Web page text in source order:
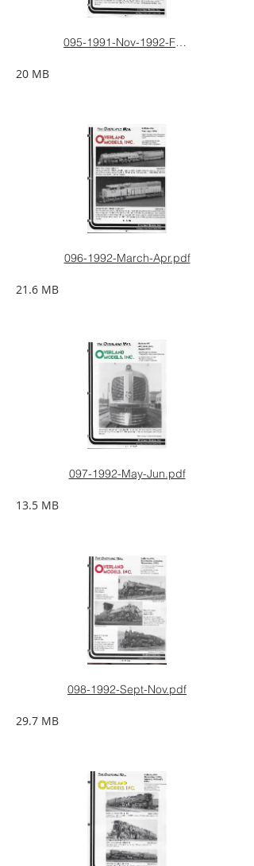
095-1991-Nov-1992-Feb.pdf
20 MB
096-1992-March-Apr.pdf
21.6 MB
097-1992-May-Jun.pdf
13.5 MB
098-1992-Sept-Nov.pdf
29.7 MB